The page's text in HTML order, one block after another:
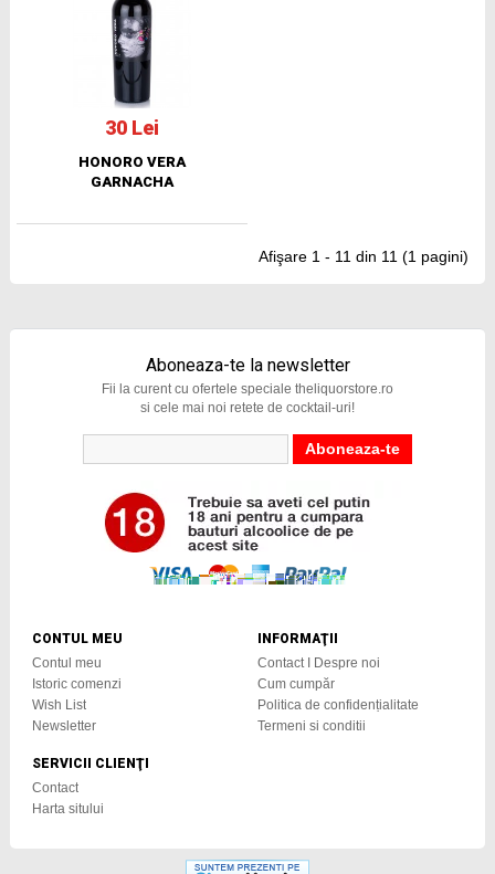
30 Lei
HONORO VERA
GARNACHA
Afişare 1 - 11 din 11 (1 pagini)
Aboneaza-te la newsletter
Fii la curent cu ofertele speciale theliquorstore.ro
si cele mai noi retete de cocktail-uri!
CONTUL MEU
Contul meu
Istoric comenzi
Wish List
Newsletter
SERVICII CLIENŢI
Contact
Harta sitului
INFORMAŢII
Contact I Despre noi
Cum cumpăr
Politica de confidențialitate
Termeni si conditii